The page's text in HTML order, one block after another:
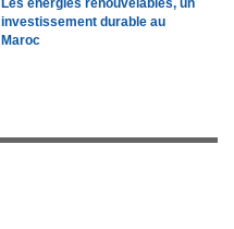
Les énergies renouvelables, un
investissement durable au
Maroc